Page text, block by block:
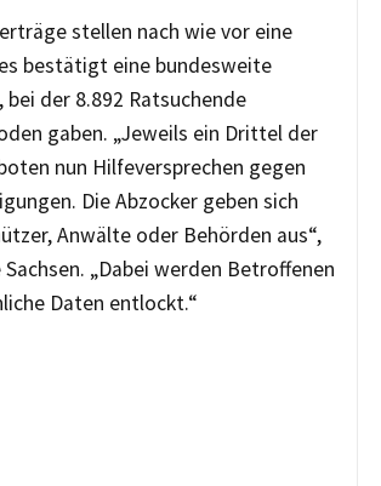
stellen nach wie vor eine
bestätigt eine bundesweite
der 8.892 Ratsuchende
gaben. „Jeweils ein Drittel der
nun Hilfeversprechen gegen
Die Abzocker geben sich
Anwälte oder Behörden aus“,
„Dabei werden Betroffenen
Daten entlockt.“